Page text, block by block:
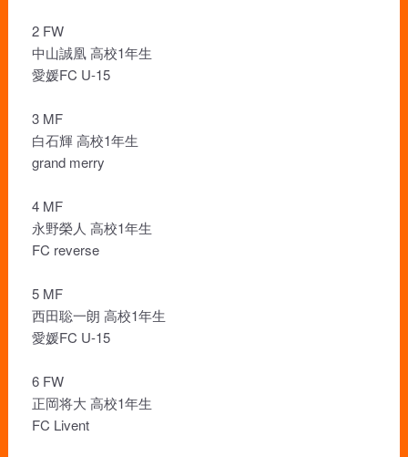
2 FW
中山誠凰 高校1年生
愛媛FC U-15
3 MF
白石輝 高校1年生
grand merry
4 MF
永野榮人 高校1年生
FC reverse
5 MF
西田聡一朗 高校1年生
愛媛FC U-15
6 FW
正岡将大 高校1年生
FC Livent